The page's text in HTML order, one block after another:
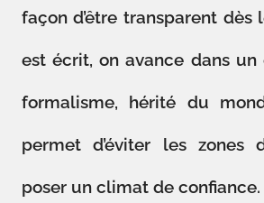
façon d’être transparent
est écrit, on avance dans un
formalisme, hérité du
permet d’éviter les zones
poser un climat de confiance.